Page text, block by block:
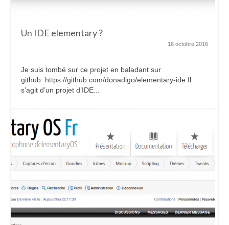
Un IDE elementary ?
16 octobre 2016
Je suis tombé sur ce projet en baladant sur
github: https://github.com/donadigo/elementary-ide Il
s’agit d’un projet d’IDE...